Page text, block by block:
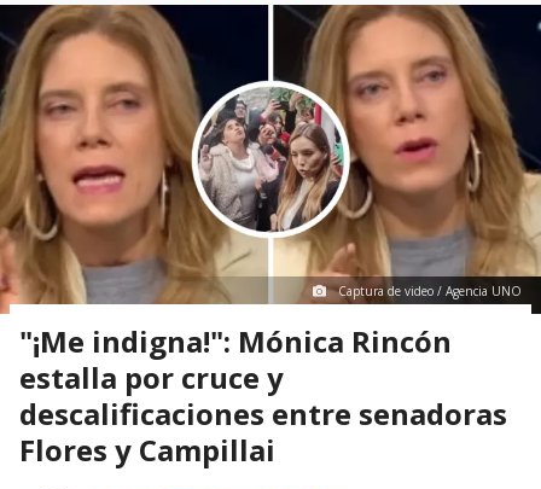
Captura de video / Agencia UNO
"¡Me indigna!": Mónica Rincón
estalla por cruce y
descalificaciones entre senadoras
Flores y Campillai